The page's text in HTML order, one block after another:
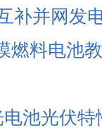
补并网发
燃料电池
池光伏特